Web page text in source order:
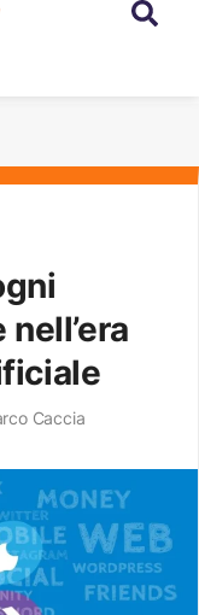
Caccia